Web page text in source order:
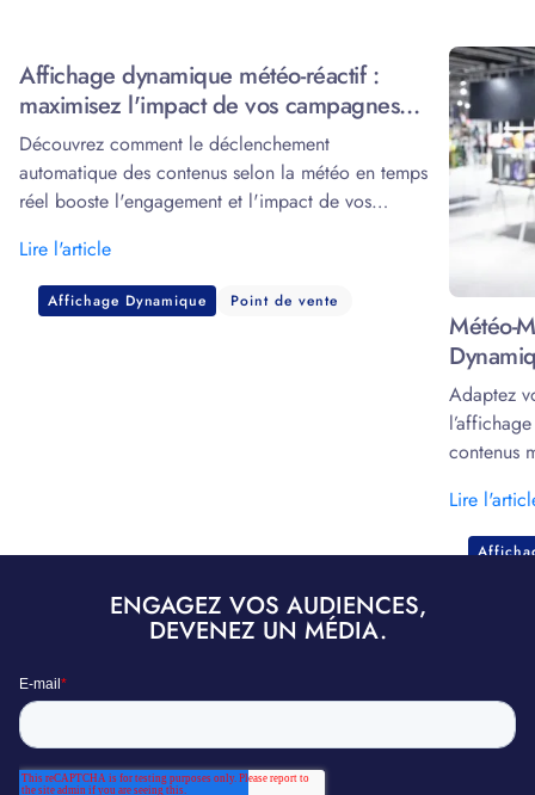
Affichage dynamique météo-réactif :
maximisez l'impact de vos campagnes
grâce à la data
Découvrez comment le déclenchement
automatique des contenus selon la météo en temps
réel booste l'engagement et l'impact de vos
Lire l'article
Affichage Dynamique Point de vente
Météo-
Adaptez
contenus
Lire
ENGAGEZ VOS AUDIENCES,
DEVENEZ UN MÉDIA.